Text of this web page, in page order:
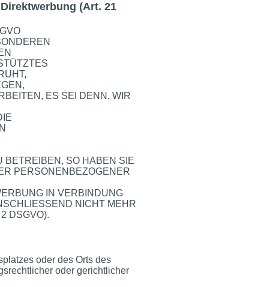
(Art. 21
ES SEI DENN, WIR
BETREIBEN, SO HABEN SIE
PERSONENBEZOGENER
IN VERBINDUNG
NICHT MEHR
DSGVO).
oder des Orts des
oder gerichtlicher